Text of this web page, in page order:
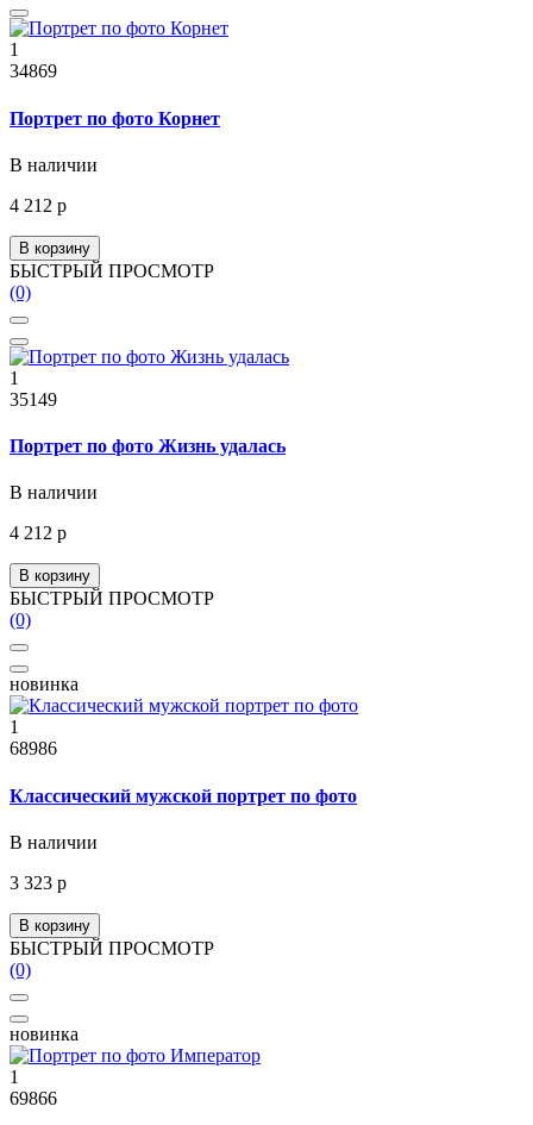
1
34869
Портрет по фото Корнет
В наличии
4 212 р
В корзину
БЫСТРЫЙ ПРОСМОТР
(0)
1
35149
Портрет по фото Жизнь удалась
В наличии
4 212 р
В корзину
БЫСТРЫЙ ПРОСМОТР
(0)
новинка
1
68986
Классический мужской портрет по фото
В наличии
3 323 р
В корзину
БЫСТРЫЙ ПРОСМОТР
(0)
новинка
1
69866